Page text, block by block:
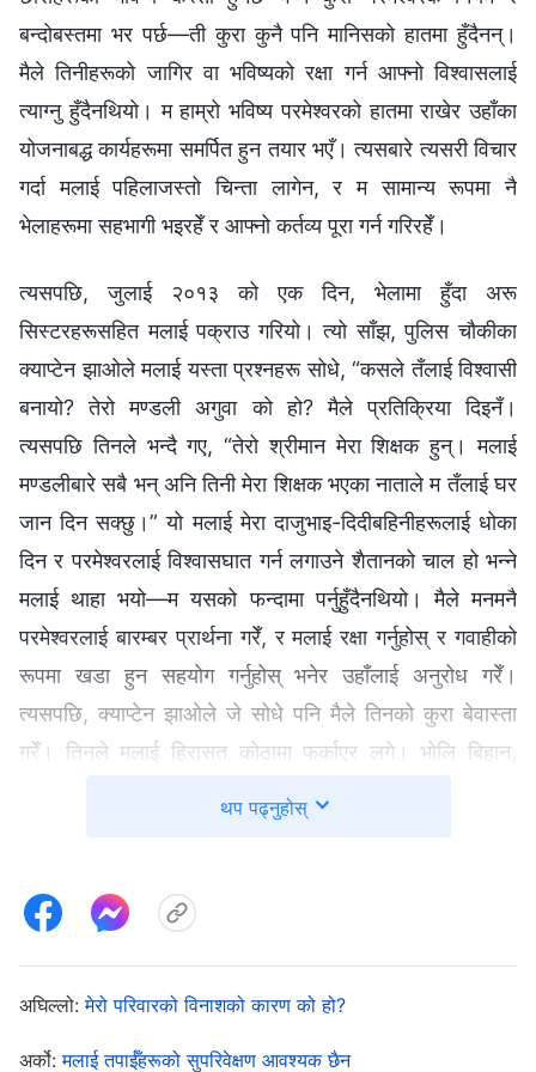
बन्दोबस्तमा भर पर्छ—ती कुरा कुनै पनि मानिसको हातमा हुँदैनन्।
मैले तिनीहरूको जागिर वा भविष्यको रक्षा गर्न आफ्‍नो विश्‍वासलाई
त्याग्‍नु हुँदैनथियो। म हाम्रो भविष्य परमेश्‍वरको हातमा राखेर उहाँका
योजनाबद्ध कार्यहरूमा समर्पित हुन तयार भएँ। त्यसबारे त्यसरी विचार
गर्दा मलाई पहिलाजस्तो चिन्ता लागेन, र म सामान्य रूपमा नै
भेलाहरूमा सहभागी भइरहेँ र आफ्‍नो कर्तव्य पूरा गर्न गरिरहेँ।
त्यसपछि, जुलाई २०१३ को एक दिन, भेलामा हुँदा अरू
सिस्टरहरूसहित मलाई पक्राउ गरियो। त्यो साँझ, पुलिस चौकीका
क्याप्टेन झाओले मलाई यस्ता प्रश्‍नहरू सोधे, “कसले तँलाई विश्‍वासी
बनायो? तेरो मण्डली अगुवा को हो? मैले प्रतिक्रिया दिइनँ।
त्यसपछि तिनले भन्दै गए, “तेरो श्रीमान मेरा शिक्षक हुन्। मलाई
मण्डलीबारे सबै भन् अनि तिनी मेरा शिक्षक भएका नाताले म तँलाई घर
जान दिन सक्छु।” यो मलाई मेरा दाजुभाइ-दिदीबहिनीहरूलाई धोका
दिन र परमेश्‍वरलाई विश्‍वासघात गर्न लगाउने शैतानको चाल हो भन्‍ने
मलाई थाहा भयो—म यसको फन्दामा पर्नुहुँदैनथियो। मैले मनमनै
परमेश्‍वरलाई बारम्बर प्रार्थना गरेँ, र मलाई रक्षा गर्नुहोस् र गवाहीको
रूपमा खडा हुन सहयोग गर्नुहोस् भनेर उहाँलाई अनुरोध गरेँ।
त्यसपछि, क्याप्टेन झाओले जे सोधे पनि मैले तिनको कुरा बेवास्ता
गरेँ। तिनले मलाई हिरासत कोठामा फर्काएर लगे। भोलि बिहान,
सोधपुछ गर्न आए। तिनी मेरो आफन्त भाइ रहेछन्, त्यो देख्दा म छक्‍कै
भने, “कस्तो अचम्‍म! तिमी धर्म मान्‍ने भयौ? कहिलेदेखि विश्‍वास गर्न
आफ्‍नो कुरा जारी राखे, “धेरै पहिले नै राष्ट्रिय सरकारले कसैले
सर्वशक्तिमान्‌ परमेश्‍वरमा विश्‍वास गरेको थाहा पाइयो भने, तिनीहरूका
थप पढ्नुहोस्
अघिल्लो:मेरो परिवारको विनाशको कारण को हो?
अर्को:मलाई तपाईँहरूको सुपरिवेक्षण आवश्यक छैन